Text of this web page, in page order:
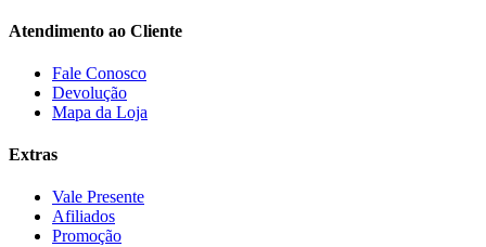
Atendimento ao Cliente
Fale Conosco
Devolução
Mapa da Loja
Extras
Vale Presente
Afiliados
Promoção